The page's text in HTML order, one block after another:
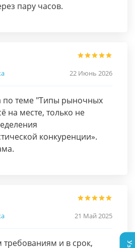
пару часов.
22 Июнь 2026
теме "Типы рыночных
на месте, только не
конкуренции».
21 Май 2025
и в срок,